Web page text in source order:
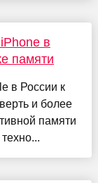
в
памяти
в России к
и более
памяти